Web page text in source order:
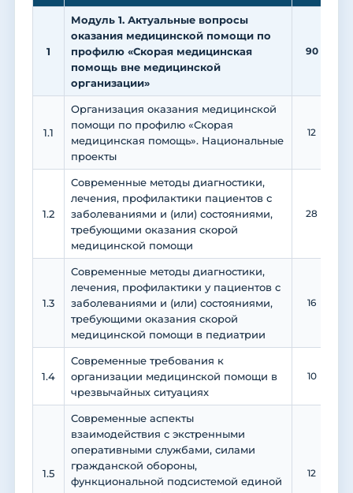
1
Модуль 1. Актуальные вопросы
оказания медицинской помощи по
профилю «Скорая медицинская
помощь вне медицинской
организации»
90
1.1
Организация оказания медицинской
помощи по профилю «Скорая
медицинская помощь». Национальные
проекты
12
1.2
Современные методы диагностики,
лечения, профилактики пациентов с
заболеваниями и (или) состояниями,
требующими оказания скорой
медицинской помощи
28
1.3
Современные методы диагностики,
лечения, профилактики у пациентов с
заболеваниями и (или) состояниями,
требующими оказания скорой
медицинской помощи в педиатрии
16
1.4
Современные требования к
организации медицинской помощи в
чрезвычайных ситуациях
10
1.5
Современные аспекты
взаимодействия с экстренными
оперативными службами, силами
гражданской обороны,
функциональной подсистемой единой
12